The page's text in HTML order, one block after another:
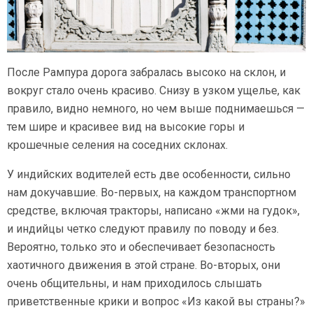
После Рампура дорога забралась высоко на склон, и
вокруг стало очень красиво. Снизу в узком ущелье, как
правило, видно немного, но чем выше поднимаешься —
тем шире и красивее вид на высокие горы и
крошечные селения на соседних склонах.
У индийских водителей есть две особенности, сильно
нам докучавшие. Во-первых, на каждом транспортном
средстве, включая тракторы, написано «жми на гудок»,
и индийцы четко следуют правилу по поводу и без.
Вероятно, только это и обеспечивает безопасность
хаотичного движения в этой стране. Во-вторых, они
очень общительны, и нам приходилось слышать
приветственные крики и вопрос «Из какой вы страны?»